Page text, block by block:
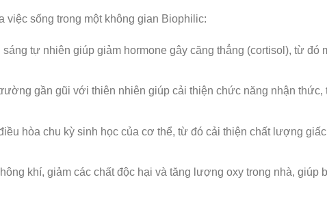
sống trong một không gian Biophilic:
tự nhiên giúp giảm hormone gây căng thẳng (cortisol), từ đó
gần gũi với thiên nhiên giúp cải thiện chức năng nhận
hòa chu kỳ sinh học của cơ thể, từ đó cải thiện chất lượng
khí, giảm các chất độc hại và tăng lượng oxy trong nhà, giúp